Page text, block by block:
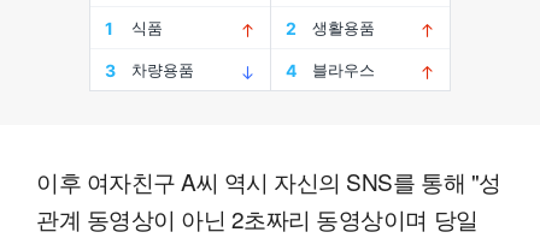
이후 여자친구 A씨 역시 자신의 SNS를 통해 "성
관계 동영상이 아닌 2초짜리 동영상이며 당일